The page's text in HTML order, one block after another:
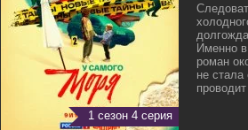
1 сезон 4 серия
Именно
роман
не